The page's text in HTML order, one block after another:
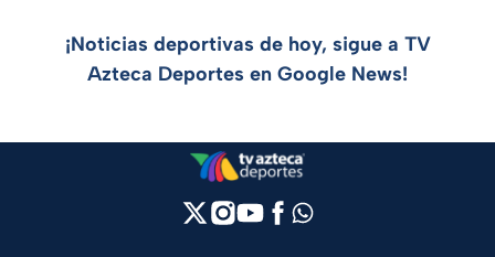
¡Noticias deportivas de hoy, sigue a TV
Azteca Deportes en Google News!